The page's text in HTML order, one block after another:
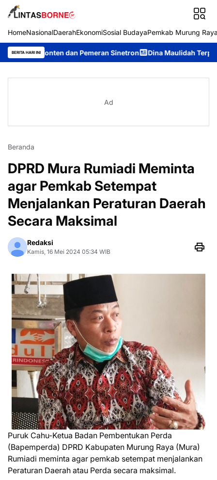
HomeNasionalDaerahEkonomiSosial BudayaPemkab Murung
BERITA HARI INIdan Pemeran Sinetron Dina Maulidah Terpilih
Ad
Beranda
DPRD Mura Rumiadi Meminta
agar Pemkab Setempat
Menjalankan Peraturan Daerah
Secara Maksimal
Redaksi
Kamis, 16 Mei 2024 05:34 WIB
Puruk Cahu-Ketua Badan Pembentukan Perda
(Bapemperda) DPRD Kabupaten Murung Raya (Mura)
Rumiadi meminta agar pemkab setempat menjalankan
Peraturan Daerah atau Perda secara maksimal.